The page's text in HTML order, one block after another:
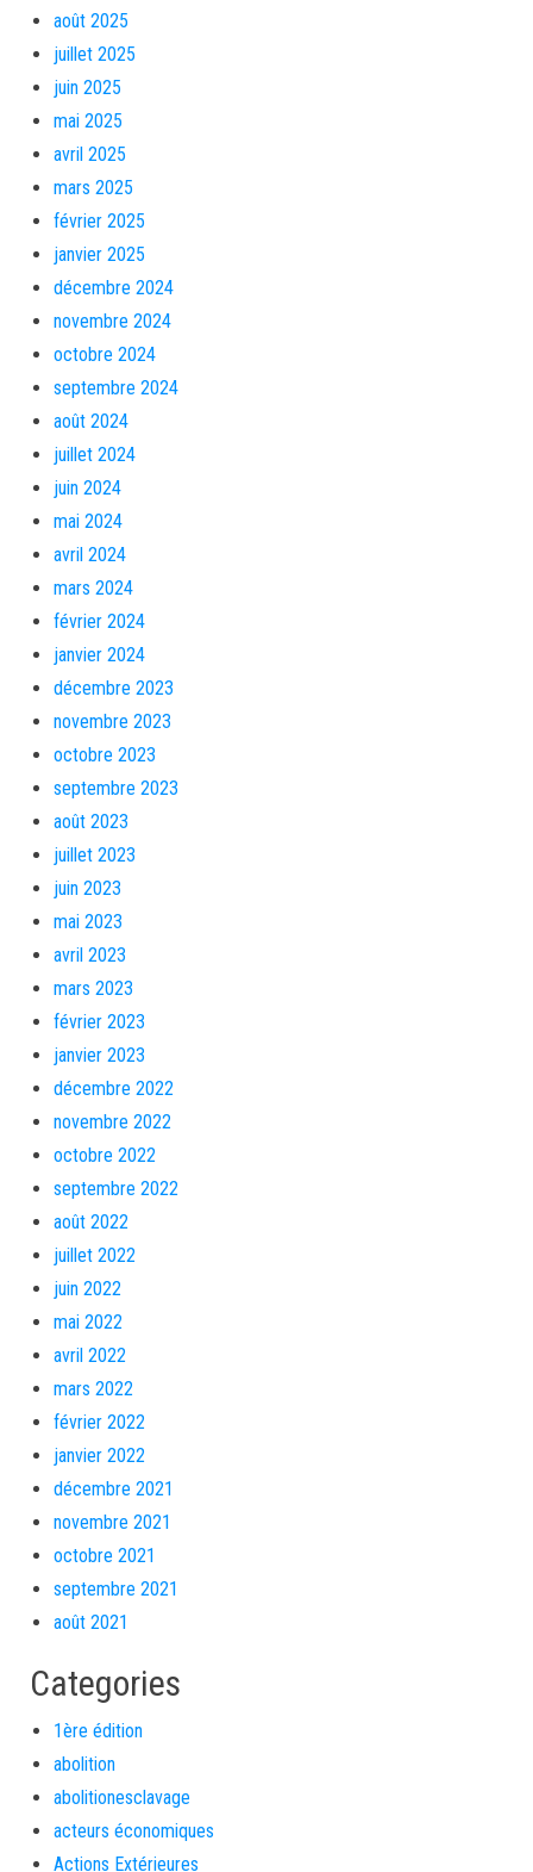
août 2025
juillet 2025
juin 2025
mai 2025
avril 2025
mars 2025
février 2025
janvier 2025
décembre 2024
novembre 2024
octobre 2024
septembre 2024
août 2024
juillet 2024
juin 2024
mai 2024
avril 2024
mars 2024
février 2024
janvier 2024
décembre 2023
novembre 2023
octobre 2023
septembre 2023
août 2023
juillet 2023
juin 2023
mai 2023
avril 2023
mars 2023
février 2023
janvier 2023
décembre 2022
novembre 2022
octobre 2022
septembre 2022
août 2022
juillet 2022
juin 2022
mai 2022
avril 2022
mars 2022
février 2022
janvier 2022
décembre 2021
novembre 2021
octobre 2021
septembre 2021
août 2021
Categories
1ère édition
abolition
abolitionesclavage
acteurs économiques
Actions Extérieures